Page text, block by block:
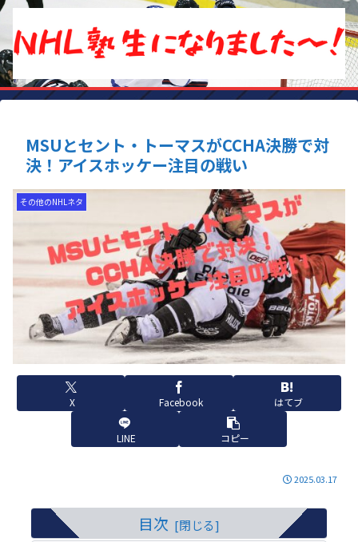
MSUとセント・トーマスがCCHA決勝で対
決！アイスホッケー注目の戦い
その他のNHLネタ
X Facebook はてブ
LINE コピー
2025.03.17
目次